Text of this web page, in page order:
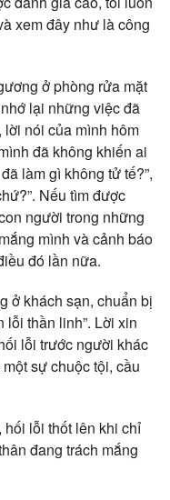
xem đây như là công
ở phòng rửa mặt
lại những việc đã
nói của mình hôm
đã không khiến ai
làm gì không tử tế?”,
Nếu tìm được
người trong những
mình và cảnh báo
đó lần nữa.
ở khách sạn, chuẩn bị
lỗi thần linh”. Lời xin
lỗi trước người khác
sự chuộc tội, cầu
lỗi thốt lên khi chỉ
đang trách mắng